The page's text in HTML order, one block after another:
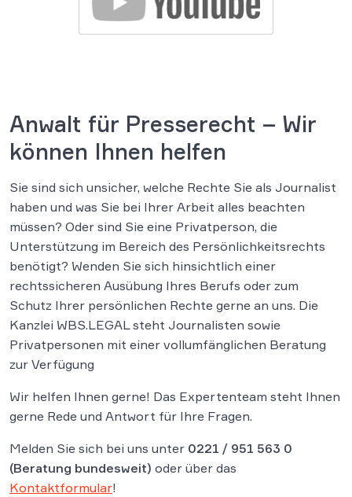
Anwalt für Presserecht – Wir
können Ihnen helfen
Sie sind sich unsicher, welche Rechte Sie als Journalist
haben und was Sie bei Ihrer Arbeit alles beachten
müssen? Oder sind Sie eine Privatperson, die
Unterstützung im Bereich des Persönlichkeitsrechts
benötigt? Wenden Sie sich hinsichtlich einer
rechtssicheren Ausübung Ihres Berufs oder zum
Schutz Ihrer persönlichen Rechte gerne an uns. Die
Kanzlei WBS.LEGAL steht Journalisten sowie
Privatpersonen mit einer vollumfänglichen Beratung
zur Verfügung
Wir helfen Ihnen gerne! Das Expertenteam steht Ihnen
gerne Rede und Antwort für Ihre Fragen.
Melden Sie sich bei uns unter 0221 / 951 563 0
(Beratung bundesweit) oder über das
Kontaktformular!